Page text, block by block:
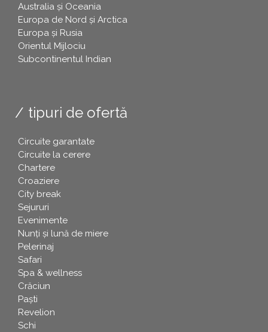
Australia și Oceania
Europa de Nord și Arctica
Europa și Rusia
Orientul Mijlociu
Subcontinentul Indian
tipuri de ofertă
Circuite garantate
Circuite la cerere
Chartere
Croaziere
City break
Sejururi
Evenimente
Nunți și lună de miere
Pelerinaj
Safari
Spa & wellness
Crăciun
Paşti
Revelion
Schi